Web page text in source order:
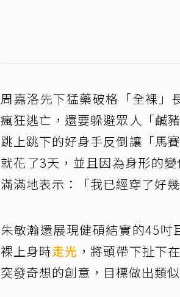
周嘉洛先下猛藥破格「全裸」
瘋狂逃亡，還要躲避眾人「鹹
跳上跳下的好身手反倒讓「馬
就花了3天，並且因為身形的
滿滿地表示：「我已經穿了好
朱敏瀚還展現健碩結實的45
裸上身時走光 ，將頭帶下扯下
突發奇想的創意，目標做出類